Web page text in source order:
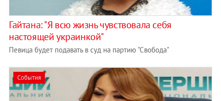
Гайтана: "Я всю жизнь чувствовала себя
настоящей украинкой"
Певица будет подавать в суд на партию "Свобода"
События